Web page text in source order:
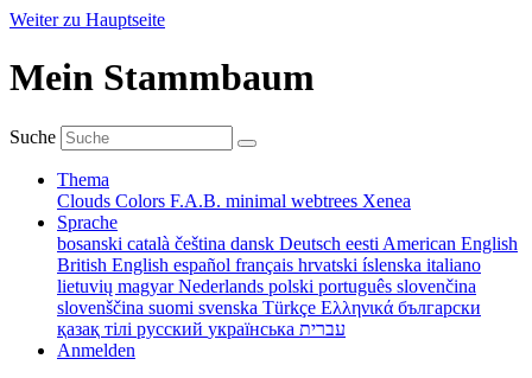
Weiter zu Hauptseite
Mein Stammbaum
Suche
Thema
Clouds Colors F.A.B. minimal webtrees Xenea
Sprache
bosanski català čeština dansk Deutsch eesti American English
British English español français hrvatski íslenska italiano
lietuvių magyarNederlands polski português slovenčina
slovenščina suomi svenska Türkçe Ελληνικά български
қазақ тілі русский українська עברית
Anmelden